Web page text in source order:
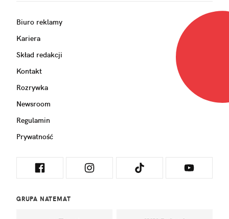
Biuro reklamy
Kariera
Skład redakcji
Kontakt
Rozrywka
Newsroom
Regulamin
Prywatność
GRUPA NATEMAT